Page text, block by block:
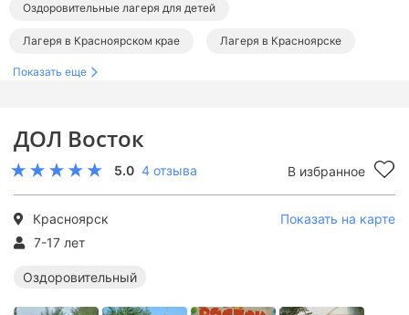
ДОЛ Восток
5.0 4 отзыва В избранное
Красноярск
Показать на карте
7-17 лет
Оздоровительный
Оздоровительные лагеря для детей
Лагеря в Красноярском крае Лагеря в Красноярске
Показать еще